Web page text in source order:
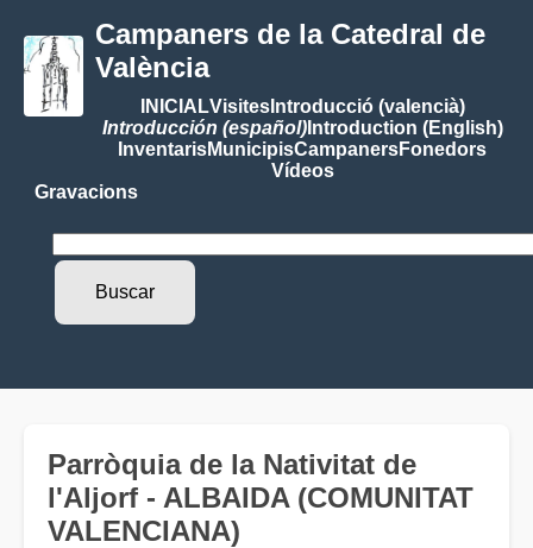
Campaners de la Catedral de
València
INICIALVisitesIntroducció (valencià)
Introducción (español)Introduction (English)
InventarisMunicipisCampanersFonedors
Vídeos
Gravacions
Parròquia de la Nativitat de
l'Aljorf - ALBAIDA (COMUNITAT
VALENCIANA)